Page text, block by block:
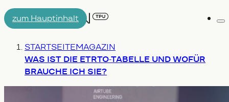
zum Hauptinhalt
AIRTUBE
ENGINEERING
Du bist hier:
STARTSEITEMAGAZIN
WAS IST DIE ETRTO-TABELLE UND WOFÜR
BRAUCHE ICH SIE?